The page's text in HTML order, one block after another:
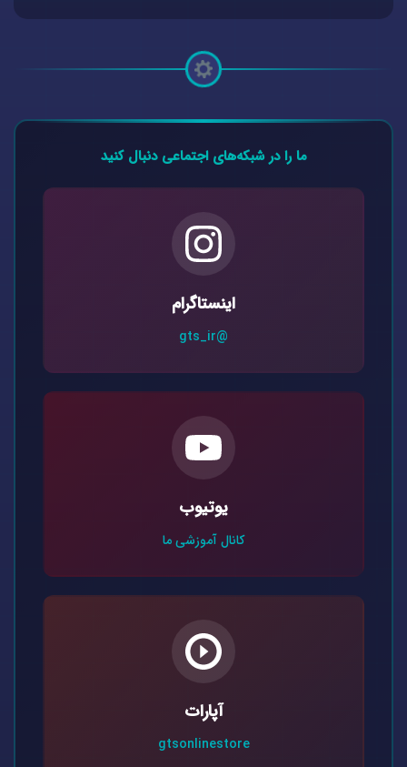
ما را در شبکه‌های اجتماعی دنبال کنید
اینستاگرام
@gts_ir
یوتیوب
کانال آموزشی ما
آپارات
gtsonlinestore